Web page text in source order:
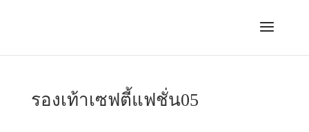
รองเท้าเซฟตี้แฟชั่น05